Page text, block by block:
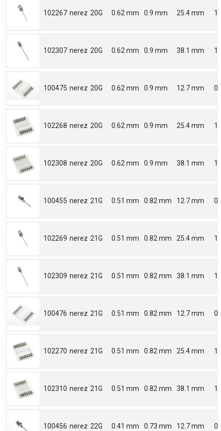
102267 nerez 20G 0.62 mm 0.9 mm 25.4 mm 1
102307 nerez 20G 0.62 mm 0.9 mm 38.1 mm
100475 nerez 20G 0.62 mm 0.9 mm 12.7 mm
102268 nerez 20G 0.62 mm 0.9 mm 25.4 mm 1
102308 nerez 20G 0.62 mm 0.9 mm 38.1 mm
100455 nerez 21G 0.51 mm 0.82 mm 12.7 mm
102269 nerez 21G 0.51 mm 0.82 mm 25.4 mm 1
102309 nerez 21G 0.51 mm 0.82 mm 38.1 mm
100476 nerez 21G 0.51 mm 0.82 mm 12.7 mm
102270 nerez 21G 0.51 mm 0.82 mm 25.4 mm 1
102310 nerez 21G 0.51 mm 0.82 mm 38.1 mm
100456 nerez 22G 0.41 mm 0.73 mm 12.7 mm